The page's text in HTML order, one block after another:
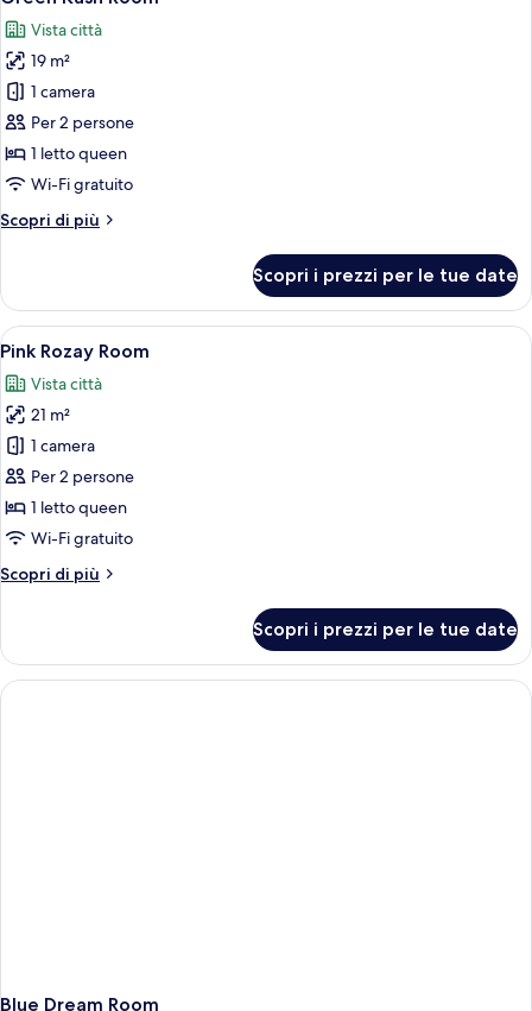
tutte
le
foto
per
Green
Kush
Room
Vista città
19 m²
1 camera
Per 2 persone
1 letto queen
Wi-Fi gratuito
Scopri di più
Altri
Kush
Room
Scopri i prezzi per le tue date
Apri
tutte
le
foto
per
Pink
Rozay
Room
Camera d'albergo con un letto
2
Pink Rozay Room
Vista città
21 m²
1 camera
Per 2 persone
1 letto queen
Wi-Fi gratuito
Scopri di più
Altri
Rozay
Room
Scopri i prezzi per le tue date
Blue Dream Room